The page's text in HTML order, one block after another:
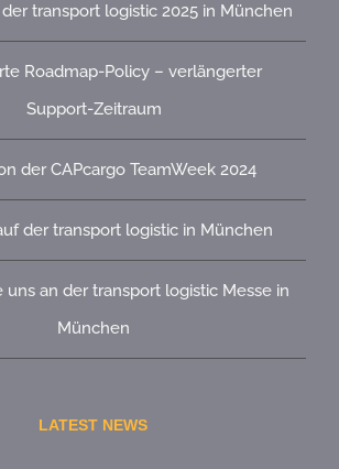
transport logistic 2025 in München
Roadmap-Policy – verlängerter
Support-Zeitraum
der CAPcargo TeamWeek 2024
der transport logistic in München
uns an der transport logistic Messe in
München
LATEST NEWS